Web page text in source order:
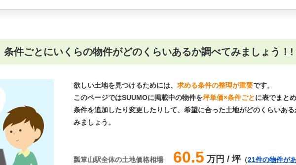
条件ごとにいくらの物件がどのくらいあるか調べてみましょう！!
欲しい土地を見つけるためには、 求める条件の整理が重要です。
このページではSUUMOに掲載中の物件を坪単価×条件ごとに表でまと
条件を追加したり変更したりして、希望に合った土地がどのくらいある
みましょう。
瓢箪山駅全体の土地価格相場 60.5 万円 / 坪（21件の物件が